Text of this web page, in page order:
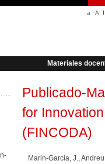
a ·A
Materiales
Publicado-
for
(FINCODA)
Marin-Garcia, J.,